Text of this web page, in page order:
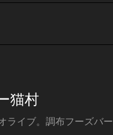
猫村
ライブ。調布フーズバー